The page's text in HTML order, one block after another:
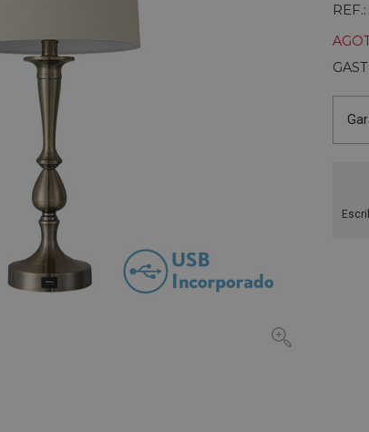
REF.: